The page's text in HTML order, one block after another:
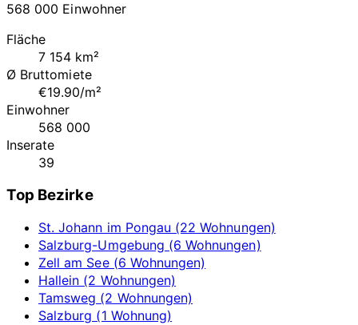
568 000 Einwohner
Fläche
7 154 km²
Ø Bruttomiete
€19.90/m²
Einwohner
568 000
Inserate
39
Top Bezirke
St. Johann im Pongau (22 Wohnungen)
Salzburg-Umgebung (6 Wohnungen)
Zell am See (6 Wohnungen)
Hallein (2 Wohnungen)
Tamsweg (2 Wohnungen)
Salzburg (1 Wohnung)